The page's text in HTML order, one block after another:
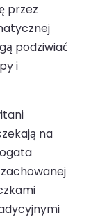
przez
podziwiać
i
na